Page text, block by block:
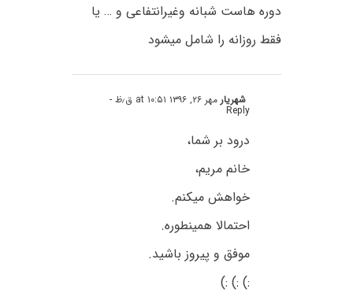
دوره هاست شبانه وغیرانتفاعی و … یا
فقط روزانه را شامل میشود
شهریار مهر ۲۶, ۱۳۹۶ at ۱۰:۵۱ ق٫ظ -
Reply
درود بر شما،
خانم مریم،
خواهش میکنم.
احتمالا همینطوره.
موفق و پیروز باشید.
:) :) :)